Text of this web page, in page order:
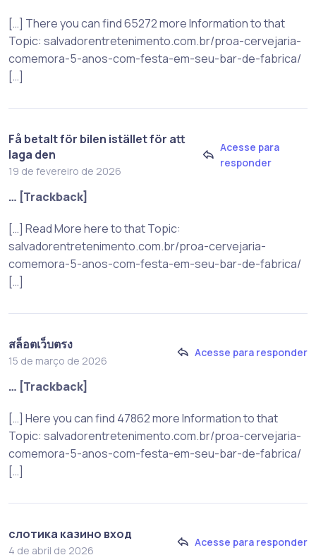
[…] There you can find 65272 more Information to that
Topic: salvadorentretenimento.com.br/proa-cervejaria-
comemora-5-anos-com-festa-em-seu-bar-de-fabrica/
[…]
Få betalt för bilen istället för att
laga den
19 de fevereiro de 2026
Acesse para
responder
… [Trackback]
[…] Read More here to that Topic:
salvadorentretenimento.com.br/proa-cervejaria-
comemora-5-anos-com-festa-em-seu-bar-de-fabrica/
[…]
สล็อตเว็บตรง
15 de março de 2026
Acesse para responder
… [Trackback]
[…] Here you can find 47862 more Information to that
Topic: salvadorentretenimento.com.br/proa-cervejaria-
comemora-5-anos-com-festa-em-seu-bar-de-fabrica/
[…]
слотика казино вход
4 de abril de 2026
Acesse para responder